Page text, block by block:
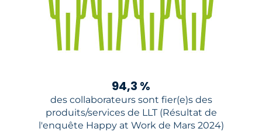
94,3 %
des collaborateurs sont fier(e)s des
produits/services de LLT (Résultat de
l'enquête Happy at Work de Mars 2024)